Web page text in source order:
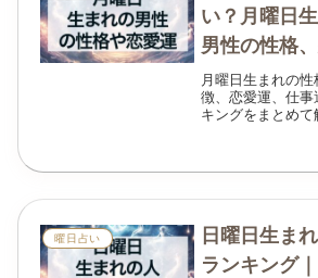
い？月曜日
男性の性格
月曜日生まれの
徴、恋愛運、仕
キングをまとめ
日生まれとの相
曜日占い
日曜日生ま
ランキング